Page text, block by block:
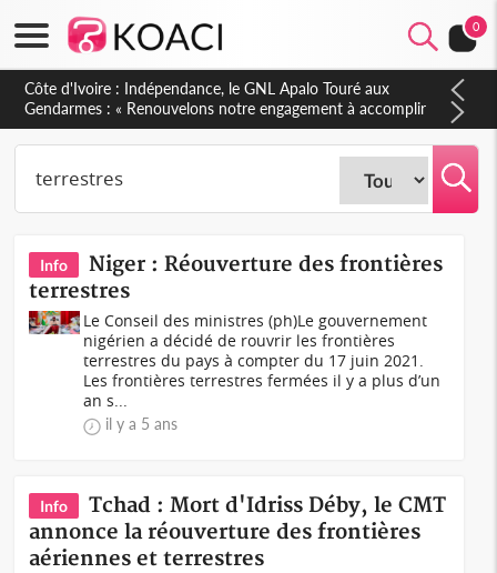
0
Sierra Leone : Un projet de réforme constitutionnelle en
gestation, points clés des amendements, un exclu d'avance
Info
Niger : Réouverture des frontières
terrestres
Le Conseil des ministres (ph)Le gouvernement
nigérien a décidé de rouvrir les frontières
terrestres du pays à compter du 17 juin 2021.
Les frontières terrestres fermées il y a plus d’un
an s...
il y a 5 ans
Info
Tchad : Mort d'Idriss Déby, le CMT
annonce la réouverture des frontières
aériennes et terrestres